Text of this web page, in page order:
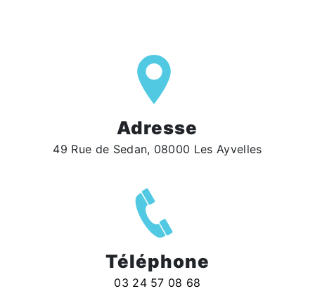
Adresse
49 Rue de Sedan, 08000 Les Ayvelles
Téléphone
03 24 57 08 68